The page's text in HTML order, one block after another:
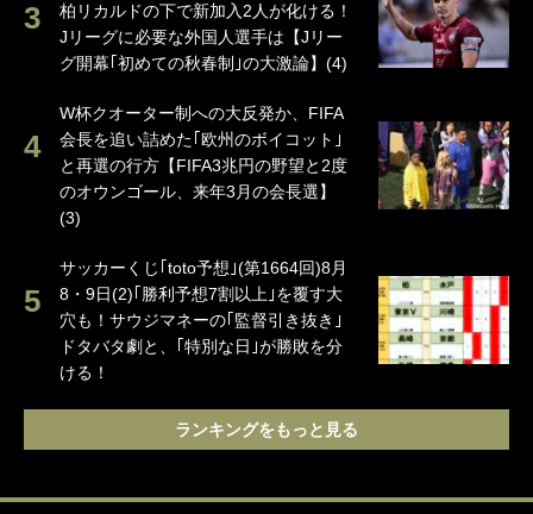
柏リカルドの下で新加入2人が化ける！
Jリーグに必要な外国人選手は【Jリー
グ開幕｢初めての秋春制｣の大激論】(4)
W杯クオーター制への大反発か、FIFA
会長を追い詰めた｢欧州のボイコット｣
と再選の行方【FIFA3兆円の野望と2度
のオウンゴール、来年3月の会長選】
(3)
サッカーくじ｢toto予想｣(第1664回)8月
8・9日(2)｢勝利予想7割以上｣を覆す大
穴も！サウジマネーの｢監督引き抜き｣
ドタバタ劇と、｢特別な日｣が勝敗を分
ける！
ランキングをもっと見る